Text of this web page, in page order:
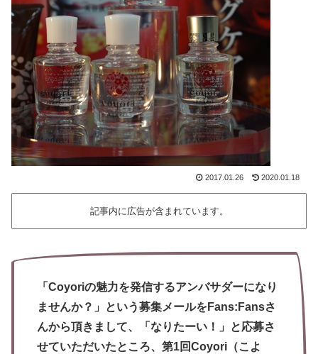
2017.01.26 2020.01.18
記事内に広告が含まれています。
「Coyoriの魅力を発信するアンバサダーになり
ませんか？」という募集メールをFans:Fansさ
んから頂きまして、「なりたーい！」と応募さ
せていただいたところ、第1回Coyori（こよ